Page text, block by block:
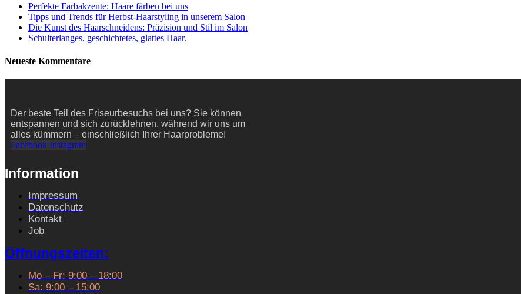
Perfekte Farbakzente: Haare färben bei uns
Tipps und Trends für Herbst-Haarstyling in unserem Salon
Die Kunst des Haarschneidens: Präzision und Stil im Salon
Schulterlanges, geschichtetes, glattes Haar.
Neueste Kommentare
Der beste Teil des Friseurbesuchs bei uns? Sie können
entspannen und sich zurücklehnen, während wir uns um
alles kümmern – einschließlich Ihrer Haarprobleme!
Facebook Instagram
Information
Impressum
Datenschutz
Kontakt
Job
Öffnungszeiten:
Mo – Fr: 9:00 – 18:00
Sa: 9:00 – 15:00